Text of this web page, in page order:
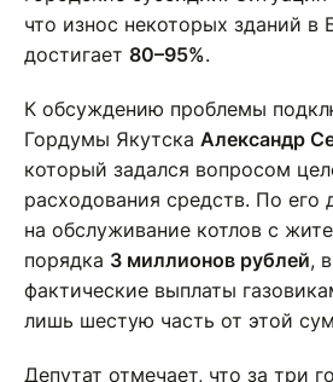
что износ некоторых зданий в
достигает 80–95%.
К обсуждению проблемы
Гордумы Якутска Александр
который задался вопросом
расходования средств. По его
на обслуживание котлов с
порядка 3 миллионов рублей,
фактические выплаты
лишь шестую часть от этой
Депутат отмечает, что за три